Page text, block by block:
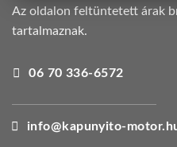
Az oldalon feltüntetett árak
tartalmaznak.
06 70 336-6572
info@kapunyito-